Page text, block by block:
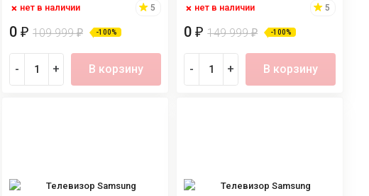
нет в наличии
5
0₽ 109 999₽ -100%
- + В корзину
нет в наличии
5
0₽ 149 999₽ -100%
- + В корзину